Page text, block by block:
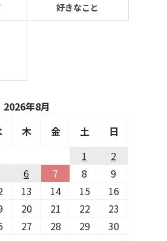
好きなこと
2026年8月
木 金 土
日
1
2
6 7 8
9
13 14 15
16
20 21 22
23
27 28 29
30